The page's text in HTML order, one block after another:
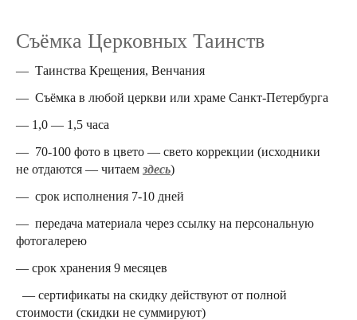
Съёмка Церковных Таинств
— Таинства Крещения, Венчания
— Съёмка в любой церкви или храме Санкт-Петербурга
— 1,0 — 1,5 часа
— 70-100 фото в цвето — свето коррекции (исходники
не отдаются — читаем здесь)
— срок исполнения 7-10 дней
— передача материала через ссылку на персональную
фотогалерею
— срок хранения 9 месяцев
— сертификаты на скидку действуют от полной
стоимости (скидки не суммируют)